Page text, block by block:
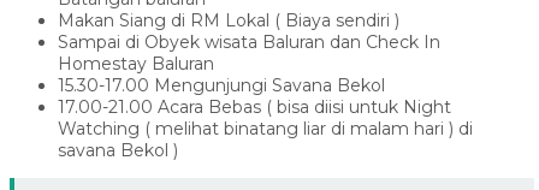
Makan Siang di RM Lokal ( Biaya sendiri )
Sampai di Obyek wisata Baluran dan Check In
Homestay Baluran
15.30-17.00 Mengunjungi Savana Bekol
17.00-21.00 Acara Bebas ( bisa diisi untuk Night
Watching ( melihat binatang liar di malam hari ) di
savana Bekol )